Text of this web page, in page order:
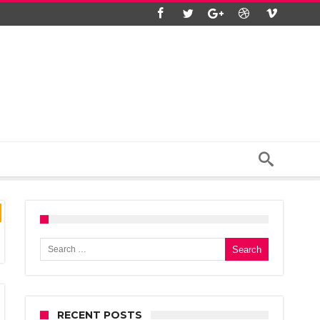
Search for:
RECENT POSTS